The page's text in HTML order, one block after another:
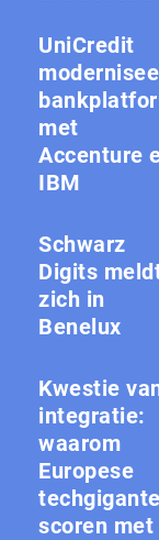
UniCredit
met
Accenture
IBM
Schwarz
Digits
zich in
Benelux
Kwestie
integratie:
waarom
Europese
scoren met